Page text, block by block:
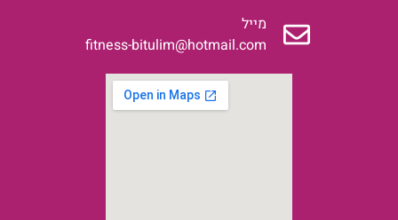
מייל
fitness-bitulim@hotmail.com